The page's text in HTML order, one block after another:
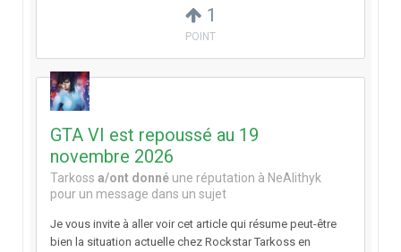
1
POINT
GTA VI est repoussé au 19
novembre 2026
Tarkoss a/ont donné une réputation à NeAlithyk
pour un message dans un sujet
Je vous invite à aller voir cet article qui résume peut-être
bien la situation actuelle chez Rockstar Tarkoss en